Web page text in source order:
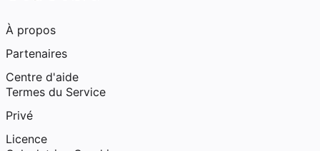
À propos
Partenaires
Centre d'aide
Termes du Service
Privé
Licence